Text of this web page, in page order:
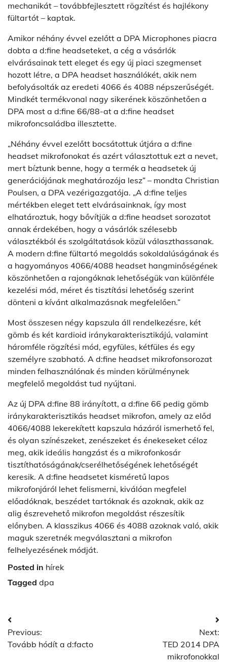
mechanikát – továbbfejlesztett rögzítést és hajlékony
fültartót – kaptak.
Amikor néhány évvel ezelőtt a DPA Microphones piacra
dobta a d:fine headseteket, a cég a vásárlók
elvárásainak tett eleget és egy új piaci szegmenset
hozott létre, a DPA headset használókét, akik nem
befolyásolták az eredeti 4066 és 4088 népszerűségét.
Mindkét termékvonal nagy sikerének köszönhetően a
DPA most a d:fine 66/88-at a d:fine headset
mikrofoncsaládba illesztette.
„Néhány évvel ezelőtt bocsátottuk útjára a d:fine
headset mikrofonokat és azért választottuk ezt a nevet,
mert bíztunk benne, hogy a termék a headsetek új
generációjának meghatározója lesz” – mondta Christian
Poulsen, a DPA vezérigazgatója. „A d:fine teljes
mértékben eleget tett elvárásainknak, így most
elhatároztuk, hogy bővítjük a d:fine headset sorozatot
annak érdekében, hogy a vásárlók szélesebb
választékból és szolgáltatások közül választhassanak.
A modern d:fine fültartó megoldás sokoldalúságának és
a hagyományos 4066/4088 headset hangminőségének
köszönhetően a rajongóknak lehetőségük van különféle
kezelési mód, méret és tisztítási lehetőség szerint
dönteni a kívánt alkalmazásnak megfelelően.”
Most összesen négy kapszula áll rendelkezésre, két
gömb és két kardioid iránykarakterisztikájú, valamint
háromféle rögzítési mód, egyfüles, kétfüles és egy
személyre szabható. A d:fine headset mikrofonsorozat
minden felhasználónak és minden körülménynek
megfelelő megoldást tud nyújtani.
Az új DPA d:fine 88 irányított, a d:fine 66 pedig gömb
iránykarakterisztikás headset mikrofon, amely az előd
4066/4088 lekerekített kapszula házáról ismerhető fel,
és olyan színészeket, zenészeket és énekeseket céloz
meg, akik ideális hangzást és a mikrofonkosár
tisztíthatóságának/cserélhetőségének lehetőségét
keresik. A d:fine headsetet kisméretű lapos
mikrofonjáról lehet felismerni, kiválóan megfelel
előadóknak, beszédet tartóknak és azoknak, akik az
alig észrevehető mikrofon megoldást részesítik
előnyben. A klasszikus 4066 és 4088 azoknak való, akik
maguk szeretnék megválasztani a mikrofon
felhelyezésének módját.
Posted in hírek
Tagged dpa
Post
navigation
Previous:
Tovább hódít a d:facto
Next:
TED 2014 DPA
mikrofonokkal